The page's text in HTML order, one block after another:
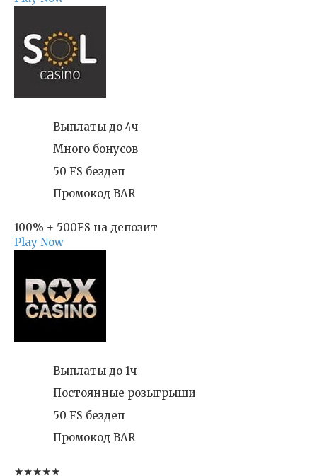
Выплаты до 4ч
Много бонусов
50 FS бездеп
Промокод BAR
100% + 500FS на депозит
Play Now
Выплаты до 1ч
Постоянные розыгрыши
50 FS бездеп
Промокод BAR
★★★★★